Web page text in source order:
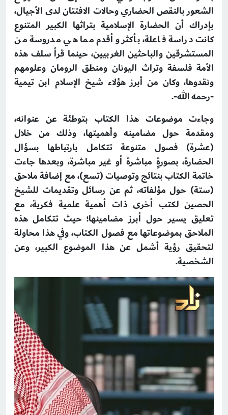
الشعور بالنقص الحضاري وحالات الافتتان لدى الأجيال،
بإدراك أن الحضارة الإسلامية بتراثها الكبير المتنوع
كانت دراسة فاعلة، بأكثر وأقدم مما هي مدروسة من
المستشرقين والباحثين الغربيين، حينما قرأ سلف هذه
الأمة فلسفة وتراث اليونان ومنطق الرومان وعلومهم
ونقدوها، وكان من أبرز هؤلاء شيخ الإسلام ابن تيمية
-رحمه الله-.
وجاءت موضوعات هذا الكتاب بتوطئة عن عنوانه،
ومقدمة حول مضامينه وأهميتها، وذلك من خلال
(عشرة) فصول متنوعة تتكامل بارتباطها بسؤال
الحضارة، بصورةٍ مباشرة أو غير مباشرة، وبعدها جاءت
خاتمة الكتاب بنتائج وتوصيات (تسع)، مع إضافة ملاحق
(ستة) حول مؤلفاته، ثم عن رسائل وتقديمات للشيخ
الحصين لكتب أخرى ذات أهمية علمية فكرية، مع
تعليق يسير حول أبرز مضامينها؛ حيث تتكامل هذه
الملاحق بموضوعاتها مع فصول الكتاب، وفي هذا محاولة
لتحقيق رؤية أشمل عن هذا الموضوع الكبير، وعن
الشخصية.